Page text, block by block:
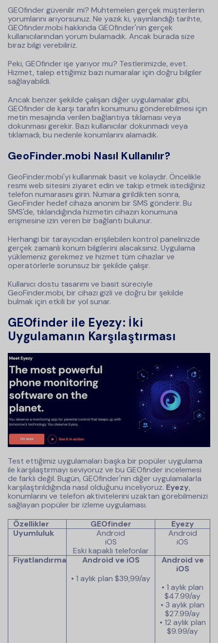
GEOfinder güvenilir mi? Muhtemelen gerçek müşterilerin
yorumlarını arıyorsunuz. Ne yazık ki, yayınlandığı tarihte,
GEOfinder.mobi hakkında GEOfinder'nin gerçek
kullanıcılarından yorum bulamadık. Ancak burada size
biraz bilgi verebiliriz.
Peki, GEOfinder işe yarıyor mu? Testlerimizde, evet.
Hizmet, talep ettiğimiz bazı numaralar için doğru bilgiler
sağlayabildi.
Ancak benzer şekilde çalışan diğer uygulamalar gibi,
GEOfinder de karşı tarafın konumunu gönderebilmesi için
metin mesajında verilen bağlantıya tıklaması veya
dokunması gerekir. Bazı kullanıcılar dokunmadı veya
tıklamadı, bu nedenle konumlarını alamadık.
GeoFinder.mobi Nasıl Kullanılır?
GeoFinder.mobi'yi kullanmak basit ve kolaydır. Öncelikle
resmi web sitesini ziyaret edin ve takip etmek istediğiniz
telefon numarasını girin. Numara girildikten sonra,
GeoFinder hedef cihaza anonim bir SMS gönderir. Bu
SMS'de, tıklandığında hizmetin cihazın konumuna
erişmesine izin veren bir bağlantı bulunur.
Herhangi bir tarayıcıdan erişilebilen kontrol panelinizde
gerçek zamanlı konum bilgilerini alacaksınız. Uygulama
yüklemeniz gerekmez ve hizmet tüm cihazlar ve
operatörlerle sorunsuz bir şekilde çalışır.
Kullanıcı dostu tasarımı ve basit süreciyle
GeoFinder.mobi, bir cihazı gizli ve doğru bir şekilde
bulmak için etkili bir yol sunar.
GEOfinder ile Eyezy: İki
Uygulamanın Karşılaştırması
Test ettiğimiz uygulamaları başka bir popüler uygulama
ile karşılaştırmayı seviyoruz ve bu GEOfinder incelemesi
de farklı değil. Bugün, GEOfinder'nin diğer uygulamalarla
karşılaştırıldığında nasıl olduğunu inceliyoruz. Eyezy,
konumlarını ve telefon aktivitelerini uzaktan görebilmenizi
sağlayan popüler bir izleme uygulaması.
Özellikler
GEOfinder
Eyezy
Uyumluluk
Android
iOS
Eski kapaklı telefonlar
Android
iOS
Fiyatlandırma
Android ve iOS
• 1 aylık plan $39,99/ay
Android ve
iOS
• 1 aylık plan
$47.99/ay
• 3 aylık plan
$27.99/ay
• 12 aylık plan
$9.99/ay